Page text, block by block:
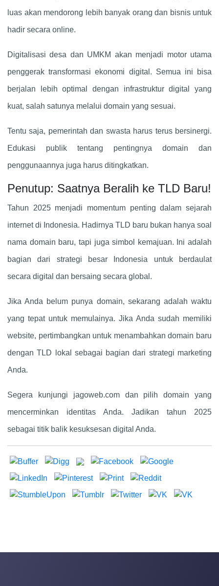
luas akan mendorong lebih banyak orang dan bisnis untuk
hadir secara online.
Digitalisasi desa dan UMKM akan menjadi motor utama
penggerak transformasi ekonomi digital. Semua ini bisa
berjalan lebih optimal dengan infrastruktur digital yang
kuat, salah satunya melalui domain yang sesuai.
Tentu saja, pemerintah dan swasta harus terus bersinergi.
Edukasi publik tentang pentingnya domain dan
penggunaannya juga harus ditingkatkan.
Penutup: Saatnya Beralih ke TLD Baru!
Tahun 2025 menjadi momentum penting dalam sejarah
internet di Indonesia. Hadirnya TLD baru bukan hanya soal
nama domain baru, tapi juga simbol kemajuan. Ini adalah
bagian dari strategi besar Indonesia untuk berdaulat
secara digital dan bersaing secara global.
Jika Anda belum punya domain, sekarang adalah waktu
yang tepat untuk memulainya. Jika Anda sudah memiliki
website, pertimbangkan untuk menambahkan domain baru
dengan TLD lokal sebagai bagian dari strategi marketing
Anda.
Segera kunjungi jagoweb.com dan pilih domain yang
mencerminkan identitas Anda. Jadikan tahun 2025
sebagai titik balik kesuksesan digital Anda.